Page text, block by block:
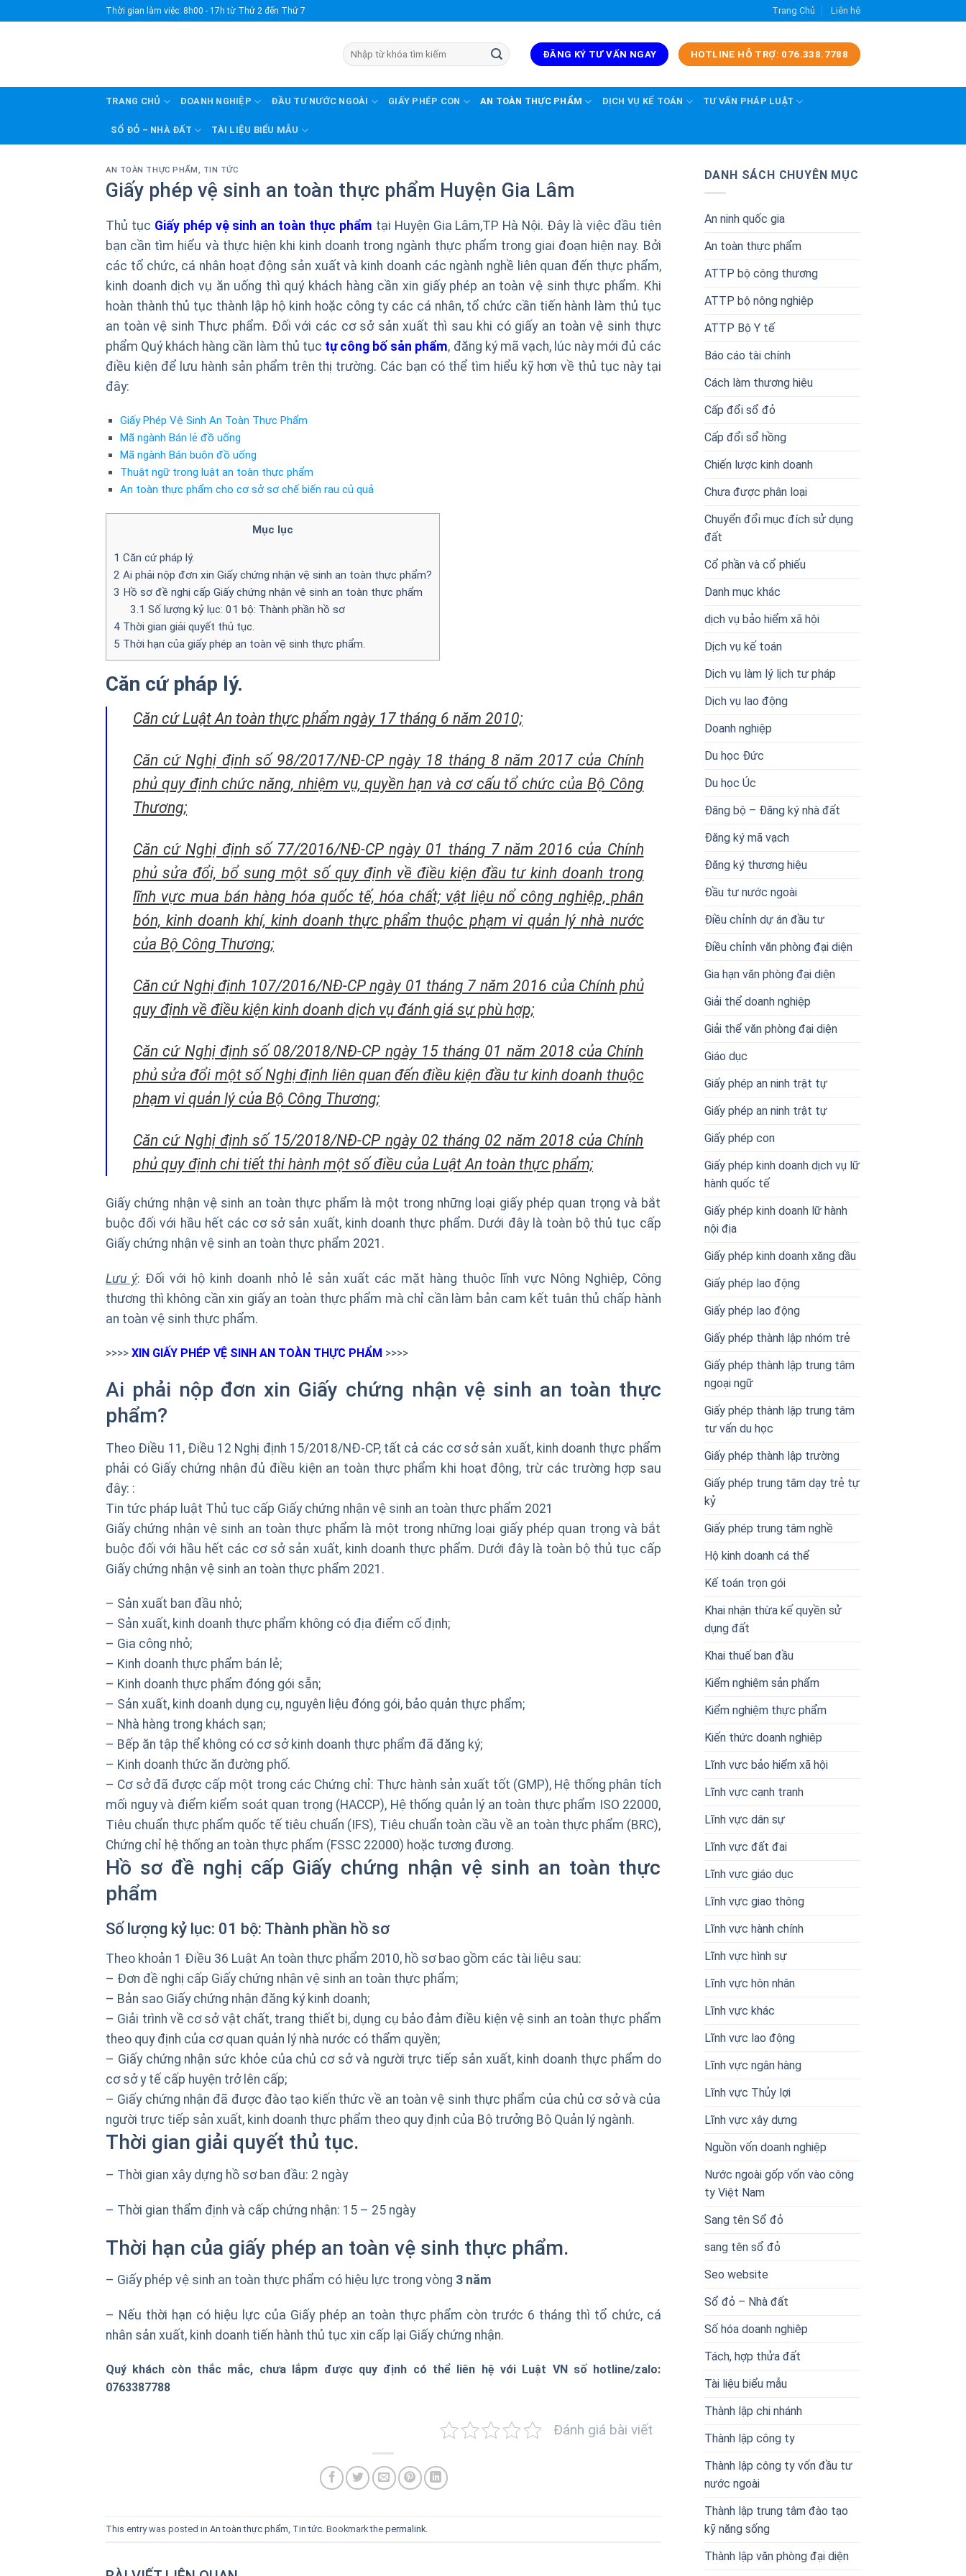
to
Thời gian làm việc: 8h00 - 17h từ Thứ 2 đến Thứ 7 Trang Chủ Liên hệ
ĐĂNG KÝ TƯ VẤN NGAY HOTLINE HỖ TRỢ: 076.338.7788
TRANG CHỦ DOANH NGHIỆP ĐẦU TƯ NƯỚC NGOÀI GIẤY PHÉP CON AN TOÀN THỰC PHẨM DỊCH VỤ KẾ TOÁN TƯ VẤN PHÁP LUẬT
SỔ ĐỎ – NHÀ ĐẤT TÀI LIỆU BIỂU MẪU
AN TOÀN THỰC PHẨM, TIN TỨC
Giấy phép vệ sinh an toàn thực phẩm Huyện Gia Lâm
Thủ tục Giấy phép vệ sinh an toàn thực phẩm tại Huyện Gia Lâm,TP Hà Nội. Đây là việc đầu tiên
bạn cần tìm hiểu và thực hiện khi kinh doanh trong ngành thực phẩm trong giai đoạn hiện nay. Bởi
các tổ chức, cá nhân hoạt động sản xuất và kinh doanh các ngành nghề liên quan đến thực phẩm,
kinh doanh dịch vụ ăn uống thì quý khách hàng cần xin giấy phép an toàn vệ sinh thực phẩm. Khi
hoàn thành thủ tục thành lập hộ kinh hoặc công ty các cá nhân, tổ chức cần tiến hành làm thủ tục
an toàn vệ sinh Thực phẩm. Đối với các cơ sở sản xuất thì sau khi có giấy an toàn vệ sinh thực
phẩm Quý khách hàng cần làm thủ tục tự công bố sản phẩm, đăng ký mã vạch, lúc này mới đủ các
điều kiện để lưu hành sản phẩm trên thị trường. Các bạn có thể tìm hiểu kỹ hơn về thủ tục này tại
đây:
Giấy Phép Vệ Sinh An Toàn Thực Phẩm
Mã ngành Bán lẻ đồ uống
Mã ngành Bán buôn đồ uống
Thuật ngữ trong luật an toàn thực phẩm
An toàn thực phẩm cho cơ sở sơ chế biến rau củ quả
Mục lục
1 Căn cứ pháp lý.
2 Ai phải nộp đơn xin Giấy chứng nhận vệ sinh an toàn thực phẩm?
3 Hồ sơ đề nghị cấp Giấy chứng nhận vệ sinh an toàn thực phẩm
3.1 Số lượng kỷ lục: 01 bộ: Thành phần hồ sơ
4 Thời gian giải quyết thủ tục.
5 Thời hạn của giấy phép an toàn vệ sinh thực phẩm.
Căn cứ pháp lý.
Căn cứ Luật An toàn thực phẩm ngày 17 tháng 6 năm 2010;
Căn cứ Nghị định số 98/2017/NĐ-CP ngày 18 tháng 8 năm 2017 của Chính
phủ quy định chức năng, nhiệm vụ, quyền hạn và cơ cấu tổ chức của Bộ Công
Thương;
Căn cứ Nghị định số 77/2016/NĐ-CP ngày 01 tháng 7 năm 2016 của Chính
phủ sửa đổi, bổ sung một số quy định về điều kiện đầu tư kinh doanh trong
lĩnh vực mua bán hàng hóa quốc tế, hóa chất; vật liệu nổ công nghiệp, phân
bón, kinh doanh khí, kinh doanh thực phẩm thuộc phạm vi quản lý nhà nước
của Bộ Công Thương;
Căn cứ Nghị định 107/2016/NĐ-CP ngày 01 tháng 7 năm 2016 của Chính phủ
quy định về điều kiện kinh doanh dịch vụ đánh giá sự phù hợp;
Căn cứ Nghị định số 08/2018/NĐ-CP ngày 15 tháng 01 năm 2018 của Chính
phủ sửa đổi một số Nghị định liên quan đến điều kiện đầu tư kinh doanh thuộc
phạm vi quản lý của Bộ Công Thương;
Căn cứ Nghị định số 15/2018/NĐ-CP ngày 02 tháng 02 năm 2018 của Chính
phủ quy định chi tiết thi hành một số điều của Luật An toàn thực phẩm;
Giấy chứng nhận vệ sinh an toàn thực phẩm là một trong những loại giấy phép quan trọng và bắt
buộc đối với hầu hết các cơ sở sản xuất, kinh doanh thực phẩm. Dưới đây là toàn bộ thủ tục cấp
Giấy chứng nhận vệ sinh an toàn thực phẩm 2021.
Lưu ý: Đối với hộ kinh doanh nhỏ lẻ sản xuất các mặt hàng thuộc lĩnh vực Nông Nghiệp, Công
thương thì không cần xin giấy an toàn thực phẩm mà chỉ cần làm bản cam kết tuân thủ chấp hành
an toàn vệ sinh thực phẩm.
>>>> XIN GIẤY PHÉP VỆ SINH AN TOÀN THỰC PHẨM >>>>
Ai phải nộp đơn xin Giấy chứng nhận vệ sinh an toàn thực
phẩm?
Theo Điều 11, Điều 12 Nghị định 15/2018/NĐ-CP, tất cả các cơ sở sản xuất, kinh doanh thực phẩm
phải có Giấy chứng nhận đủ điều kiện an toàn thực phẩm khi hoạt động, trừ các trường hợp sau
đây: :
Tin tức pháp luật Thủ tục cấp Giấy chứng nhận vệ sinh an toàn thực phẩm 2021
Giấy chứng nhận vệ sinh an toàn thực phẩm là một trong những loại giấy phép quan trọng và bắt
buộc đối với hầu hết các cơ sở sản xuất, kinh doanh thực phẩm. Dưới đây là toàn bộ thủ tục cấp
Giấy chứng nhận vệ sinh an toàn thực phẩm 2021.
– Sản xuất ban đầu nhỏ;
– Sản xuất, kinh doanh thực phẩm không có địa điểm cố định;
– Gia công nhỏ;
– Kinh doanh thực phẩm bán lẻ;
– Kinh doanh thực phẩm đóng gói sẵn;
– Sản xuất, kinh doanh dụng cụ, nguyên liệu đóng gói, bảo quản thực phẩm;
– Nhà hàng trong khách sạn;
– Bếp ăn tập thể không có cơ sở kinh doanh thực phẩm đã đăng ký;
– Kinh doanh thức ăn đường phố.
– Cơ sở đã được cấp một trong các Chứng chỉ: Thực hành sản xuất tốt (GMP), Hệ thống phân tích
mối nguy và điểm kiểm soát quan trọng (HACCP), Hệ thống quản lý an toàn thực phẩm ISO 22000,
Tiêu chuẩn thực phẩm quốc tế tiêu chuẩn (IFS), Tiêu chuẩn toàn cầu về an toàn thực phẩm (BRC),
Chứng chỉ hệ thống an toàn thực phẩm (FSSC 22000) hoặc tương đương.
Hồ sơ đề nghị cấp Giấy chứng nhận vệ sinh an toàn thực
phẩm
Số lượng kỷ lục: 01 bộ: Thành phần hồ sơ
Theo khoản 1 Điều 36 Luật An toàn thực phẩm 2010, hồ sơ bao gồm các tài liệu sau:
– Đơn đề nghị cấp Giấy chứng nhận vệ sinh an toàn thực phẩm;
– Bản sao Giấy chứng nhận đăng ký kinh doanh;
– Giải trình về cơ sở vật chất, trang thiết bị, dụng cụ bảo đảm điều kiện vệ sinh an toàn thực phẩm
theo quy định của cơ quan quản lý nhà nước có thẩm quyền;
– Giấy chứng nhận sức khỏe của chủ cơ sở và người trực tiếp sản xuất, kinh doanh thực phẩm do
cơ sở y tế cấp huyện trở lên cấp;
– Giấy chứng nhận đã được đào tạo kiến thức về an toàn vệ sinh thực phẩm của chủ cơ sở và của
người trực tiếp sản xuất, kinh doanh thực phẩm theo quy định của Bộ trưởng Bộ Quản lý ngành.
Thời gian giải quyết thủ tục.
– Thời gian xây dựng hồ sơ ban đầu: 2 ngày
– Thời gian thẩm định và cấp chứng nhận: 15 – 25 ngày
Thời hạn của giấy phép an toàn vệ sinh thực phẩm.
– Giấy phép vệ sinh an toàn thực phẩm có hiệu lực trong vòng 3 năm
– Nếu thời hạn có hiệu lực của Giấy phép an toàn thực phẩm còn trước 6 tháng thì tổ chức, cá
nhân sản xuất, kinh doanh tiến hành thủ tục xin cấp lại Giấy chứng nhận.
Quý khách còn thắc mắc, chưa lắpm được quy định có thể liên hệ với Luật VN số hotline/zalo:
0763387788
Đánh giá bài viết
This entry was posted in An toàn thực phẩm Tin tức . Bookmark the permalink
DANH SÁCH CHUYÊN MỤC
An ninh quốc gia
An toàn thực phẩm
ATTP bộ công thương
ATTP bộ nông nghiệp
ATTP Bộ Y tế
Báo cáo tài chính
Cách làm thương hiệu
Cấp đổi sổ đỏ
Cấp đổi sổ hồng
Chiến lược kinh doanh
Chưa được phân loại
Chuyển đổi mục đích sử dụng
đất
Cổ phần và cổ phiếu
Danh mục khác
dịch vụ bảo hiểm xã hội
Dịch vụ kế toán
Dịch vụ làm lý lịch tư pháp
Dịch vụ lao động
Doanh nghiệp
Du học Đức
Du học Úc
Đăng bộ – Đăng ký nhà đất
Đăng ký mã vạch
Đăng ký thương hiệu
Đầu tư nước ngoài
Điều chỉnh dự án đầu tư
Điều chỉnh văn phòng đại diện
Gia hạn văn phòng đại diện
Giải thể doanh nghiệp
Giải thể văn phòng đại diện
Giáo dục
Giấy phép an ninh trật tự
Giấy phép an ninh trật tự
Giấy phép con
Giấy phép kinh doanh dịch vụ lữ
hành quốc tế
Giấy phép kinh doanh lữ hành
nội địa
Giấy phép kinh doanh xăng dầu
Giấy phép lao động
Giấy phép lao động
Giấy phép thành lập nhóm trẻ
Giấy phép thành lập trung tâm
ngoại ngữ
Giấy phép thành lập trung tâm
tư vấn du học
Giấy phép thành lập trường
Giấy phép trung tâm dạy trẻ tự
kỷ
Giấy phép trung tâm nghề
Hộ kinh doanh cá thể
Kế toán trọn gói
Khai nhận thừa kế quyền sử
dụng đất
Khai thuế ban đầu
Kiểm nghiệm sản phẩm
Kiểm nghiệm thực phẩm
Kiến thức doanh nghiêp
Lĩnh vực bảo hiểm xã hội
Lĩnh vực cạnh tranh
Lĩnh vực dân sự
Lĩnh vực đất đai
Lĩnh vực giáo dục
Lĩnh vực giao thông
Lĩnh vực hành chính
Lĩnh vực hình sự
Lĩnh vực hôn nhân
Lĩnh vực khác
Lĩnh vực lao động
Lĩnh vực ngân hàng
Lĩnh vực Thủy lợi
Lĩnh vực xây dựng
Nguồn vốn doanh nghiệp
Nước ngoài gốp vốn vào công
ty Việt Nam
Sang tên Sổ đỏ
sang tên sổ đỏ
Seo website
Sổ đỏ – Nhà đất
Số hóa doanh nghiêp
Tách, hợp thửa đất
Tài liệu biểu mẫu
Thành lập chi nhánh
Thành lập công ty
Thành lập công ty vốn đầu tư
nước ngoài
Thành lập trung tâm đào tạo
kỹ năng sống
Thành lập văn phòng đại diện